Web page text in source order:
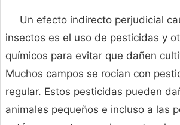
Un efecto indirecto perjudicial
insectos es el uso de pesticidas y
químicos para evitar que dañen
Muchos campos se rocían con
regular. Estos pesticidas pueden
animales pequeños e incluso a las